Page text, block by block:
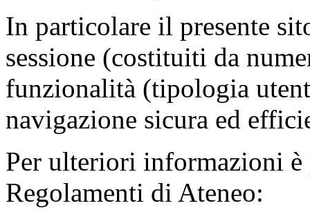
In particolare il presente
sessione (costituiti da
funzionalità (tipologia
navigazione sicura ed
Per ulteriori informazioni è
Regolamenti di Ateneo: